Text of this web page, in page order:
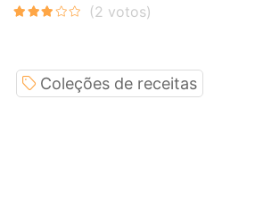
Coleções de receitas